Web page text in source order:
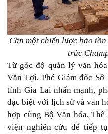
Cần một chiến lược bảo
trúc
Từ góc độ quản lý văn
Văn Lợi, Phó Giám đốc
tỉnh Gia Lai nhấn mạnh,
đặc biệt với lịch sử và văn
hợp cùng Bộ Văn hóa,
viện nghiên cứu để tiếp